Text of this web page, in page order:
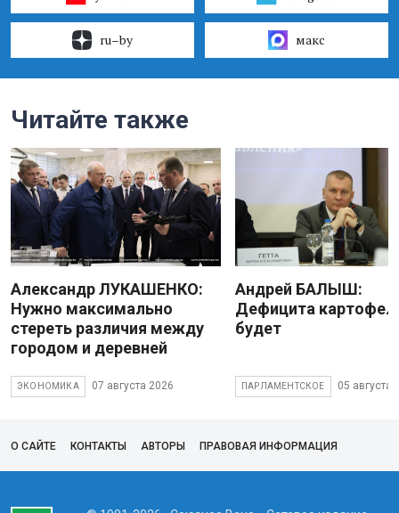
ru–by макс
Читайте также
Александр ЛУКАШЕНКО:
Нужно максимально
стереть различия между
городом и деревней
ЭКОНОМИКА 07 августа 2026
Андрей БАЛЫШ:
Дефицита
будет
ПАРЛАМЕНТСКОЕ 05 августа
О САЙТЕ КОНТАКТЫ АВТОРЫ ПРАВОВАЯ ИНФОРМАЦИЯ